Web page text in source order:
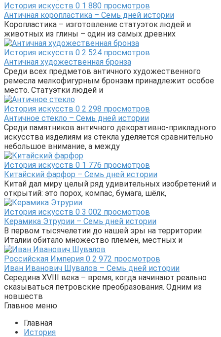
История искусств 0 1 880 просмотров
Античная коропластика – Семь дней истории
Коропластика – изготовление статуэток людей и
животных из глины – один из самых древних
История искусств 0 2 524 просмотров
Античная художественная бронза
Среди всех предметов античного художественного
ремесла мелкофигурным бронзам принадлежит особое
место. Статуэтки людей и
История искусств 0 2 298 просмотров
Античное стекло – Семь дней истории
Среди памятников античного декоративно-прикладного
искусства изделиям из стекла уделяется сравнительно
небольшое внимание, а между
История искусств 0 1 776 просмотров
Китайский фарфор – Семь дней истории
Китай дал миру целый ряд удивительных изобретений и
открытий: это порох, компас, бумага, шёлк,
История искусств 0 3 002 просмотров
Керамика Этрурии – Семь дней истории
В первом тысячелетии до нашей эры на территории
Италии обитало множество племён, местных и
Российская Империя 0 2 972 просмотров
Иван Иванович Шувалов – Семь дней истории
Середина XVIII века – время, когда начинают реально
сказываться петровские преобразования. Одним из
новшеств
Главное меню
Главная
История